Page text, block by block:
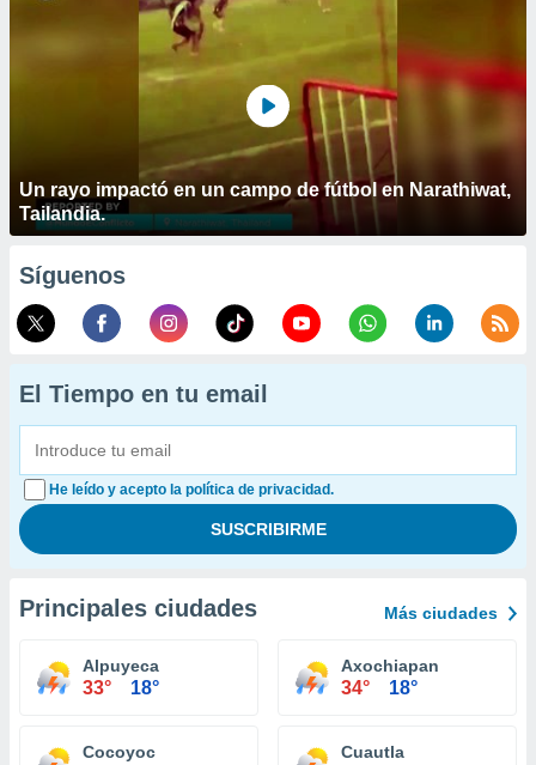
Un rayo impactó en un campo de fútbol en Narathiwat,
Tailandia.
Síguenos
El Tiempo en tu email
He leído y acepto la política de privacidad.
Principales ciudades Más ciudades
Alpuyeca
33° 18°
Axochiapan
34° 18°
Cocoyoc Cuautla